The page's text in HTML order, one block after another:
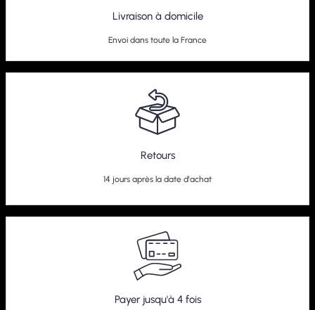
Livraison à domicile
Envoi dans toute la France
Retours
14 jours après la date d'achat
Payer jusqu'à 4 fois